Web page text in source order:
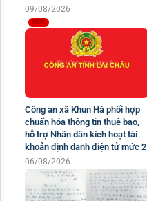
09/08/2026
Công an xã Khun Há phối hợp
chuẩn hóa thông tin thuê bao,
hỗ trợ Nhân dân kích hoạt tài
khoản định danh điện tử mức 2
06/08/2026